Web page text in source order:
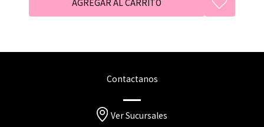
Contactanos
Ver Sucursales